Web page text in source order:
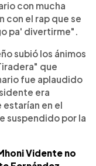
con mucha
con el rap que se
pa' divertirme".
subió los ánimos
que
fue aplaudido
era
en el
suspendido por la
Vidente no